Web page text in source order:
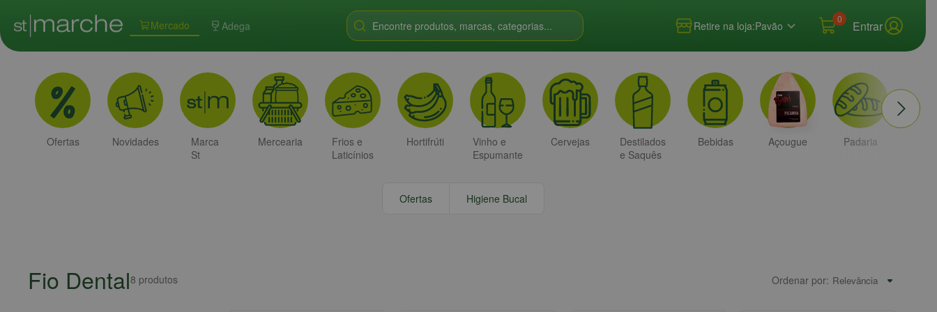
Mercado Adega Encontre produtos, marcas, categorias... Retire na loja:Pavão
0 Entrar
Ofertas Novidades
Marca
St
Mercearia
Frios e
Laticínios
Hortifrúti
Vinho e
Espumante
Cervejas
Destilados
e Saquês
Bebidas Açougue Padaria
Ofertas Higiene Bucal
Fio Dental8 produtos Ordenar por: